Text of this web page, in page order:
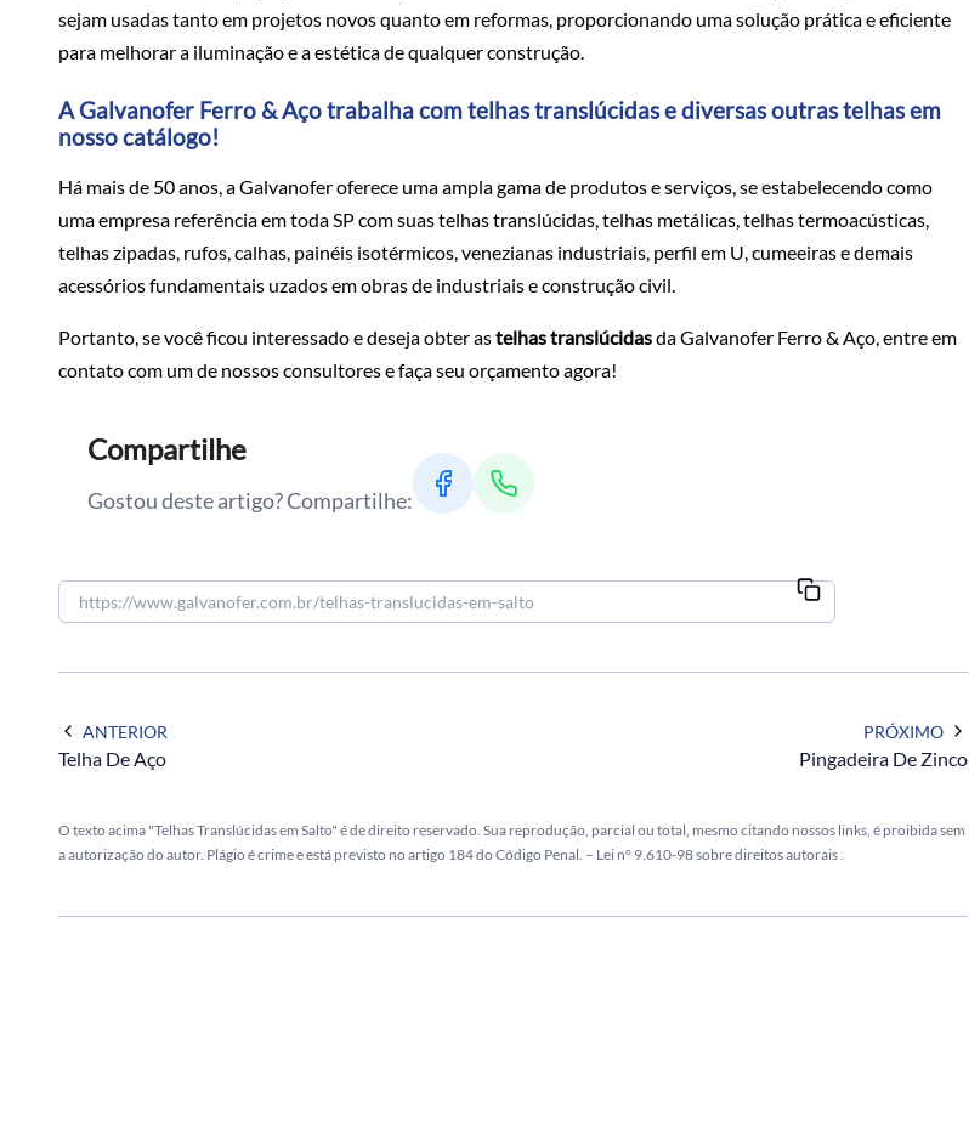
sejam usadas tanto em projetos novos quanto em reformas, proporcionando uma solução prática e eficiente
para melhorar a iluminação e a estética de qualquer construção.
A Galvanofer Ferro & Aço trabalha com telhas translúcidas e diversas outras telhas em
nosso catálogo!
Há mais de 50 anos, a Galvanofer oferece uma ampla gama de produtos e serviços, se estabelecendo como
uma empresa referência em toda SP com suas telhas translúcidas, telhas metálicas, telhas termoacústicas,
telhas zipadas, rufos, calhas, painéis isotérmicos, venezianas industriais, perfil em U, cumeeiras e demais
acessórios fundamentais uzados em obras de industriais e construção civil.
Portanto, se você ficou interessado e deseja obter astelhas translúcidasda Galvanofer Ferro & Aço, entre em
contato com um de nossos consultores e faça seu orçamento agora!
Compartilhe
Gostou deste artigo? Compartilhe:
ANTERIOR
Telha De Aço
PRÓXIMO
Pingadeira De Zinco
O texto acima "Telhas Translúcidas em Salto" é de direito reservado. Sua reprodução, parcial ou total, mesmo citando nossos links, é proibida sem
a autorização do autor. Plágio é crime e está previsto no artigo 184 do Código Penal. – Lei n° 9.610-98 sobre direitos autorais